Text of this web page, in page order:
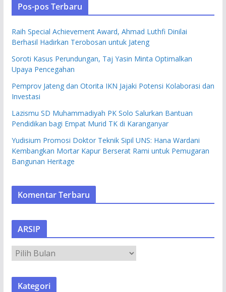
Pos-pos Terbaru
Raih Special Achievement Award, Ahmad Luthfi Dinilai
Berhasil Hadirkan Terobosan untuk Jateng
Soroti Kasus Perundungan, Taj Yasin Minta Optimalkan
Upaya Pencegahan
Pemprov Jateng dan Otorita IKN Jajaki Potensi Kolaborasi dan
Investasi
Lazismu SD Muhammadiyah PK Solo Salurkan Bantuan
Pendidikan bagi Empat Murid TK di Karanganyar
Yudisium Promosi Doktor Teknik Sipil UNS: Hana Wardani
Kembangkan Mortar Kapur Berserat Rami untuk Pemugaran
Bangunan Heritage
Komentar Terbaru
ARSIP
R
S
Kategori